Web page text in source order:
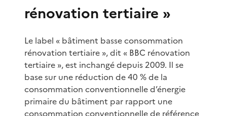
rénovation tertiaire »
Le label « bâtiment basse consommation
rénovation tertiaire », dit « BBC rénovation
tertiaire », est inchangé depuis 2009. Il se
base sur une réduction de 40 % de la
consommation conventionnelle d’énergie
primaire du bâtiment par rapport une
consommation conventionnelle de référence